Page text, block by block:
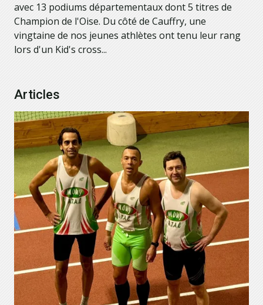
avec 13 podiums départementaux dont 5 titres de
Champion de l'Oise. Du côté de Cauffry, une
vingtaine de nos jeunes athlètes ont tenu leur rang
lors d'un Kid's cross...
Articles